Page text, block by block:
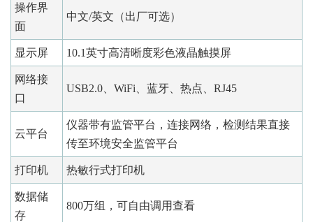
操作界
面
中文/英文（出厂可选）
显示屏 10.1英寸高清晰度彩色液晶触摸屏
网络接
口
USB2.0、WiFi、蓝牙、热点、RJ45
云平台
仪器带有监管平台，连接网络，检测结果直接
传至环境安全监管平台
打印机 热敏行式打印机
数据储
存
800万组，可自由调用查看